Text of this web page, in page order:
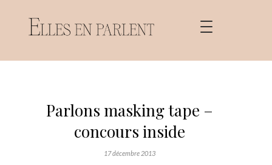
Parlons masking tape –
concours inside
17 décembre 2013